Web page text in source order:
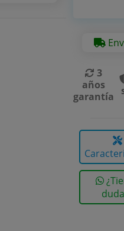
3
años
garantía